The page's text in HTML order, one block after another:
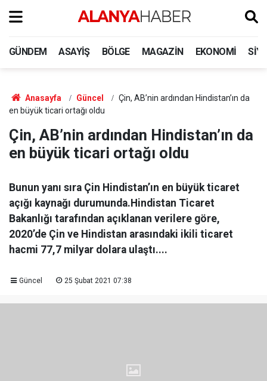
GÜNDEM ASAYIŞ BÖLGE MAGAZIN EKONOMI
Anasayfa Güncel
Çin, AB’nin ardından Hindistan’ın da
en büyük ticari ortağı oldu
Çin, AB’nin ardından Hindistan’ın da
en büyük ticari ortağı oldu
Bunun yanı sıra Çin Hindistan’ın en büyük ticaret
açığı kaynağı durumunda.Hindistan Ticaret
Bakanlığı tarafından açıklanan verilere göre,
2020’de Çin ve Hindistan arasındaki ikili ticaret
hacmi 77,7 milyar dolara ulaştı....
Güncel 25 Şubat 2021 07:38